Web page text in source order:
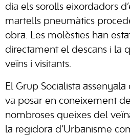
dia els sorolls eixordadors
martells pneumàtics
obra. Les molèsties han
directament el descans i la
veïns i visitants.
El Grup Socialista
va posar en coneixement
nombroses queixes del
la regidora d’Urbanisme